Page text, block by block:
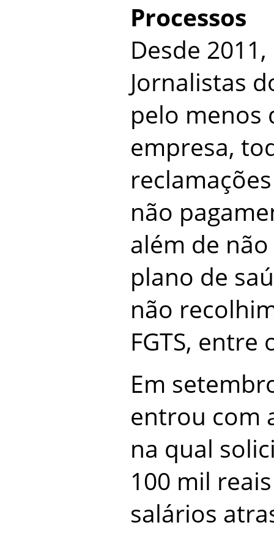
Processos
Desde
Jornalistas
pelo menos
empresa,
não
além de
plano de
não
FGTS,
Em
entrou com
na qual
100 mil
salários